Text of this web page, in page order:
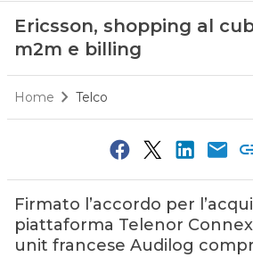
Ericsson, shopping al
m2m e billing
Home Telco
Firmato l’accordo per
piattaforma Telenor
unit francese Audilog